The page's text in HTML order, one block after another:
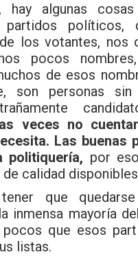
hay algunas
partidos políticos,
los votantes, nos
pocos
de esos
son personas sin
veces no
Las buenas
politiquería, por
calidad
que
inmensa mayoría
que esos
listas.